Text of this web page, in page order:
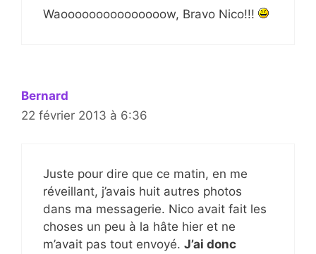
Waooooooooooooooow, Bravo Nico!!!
Bernard
22 février 2013 à 6:36
Juste pour dire que ce matin, en me
réveillant, j’avais huit autres photos
dans ma messagerie. Nico avait fait les
choses un peu à la hâte hier et ne
m’avait pas tout envoyé. J’ai donc